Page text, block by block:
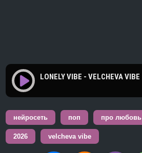
LONELY VIBE - VELCHEVA VIBE
нейросеть поп про любовь
2026 velcheva vibe